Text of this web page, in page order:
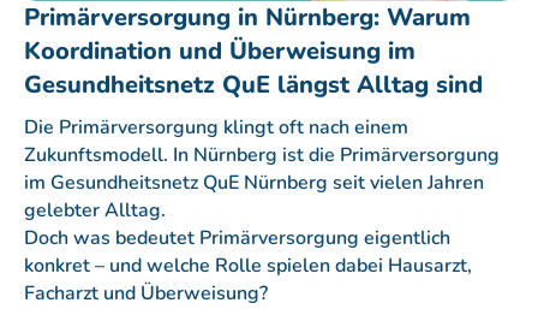
Primärversorgung in Nürnberg: Warum
Koordination und Überweisung im
Gesundheitsnetz QuE längst Alltag sind
Die Primärversorgung klingt oft nach einem
Zukunftsmodell. In Nürnberg ist die Primärversorgung
im Gesundheitsnetz QuE Nürnberg seit vielen Jahren
gelebter Alltag.
Doch was bedeutet Primärversorgung eigentlich
konkret – und welche Rolle spielen dabei Hausarzt,
Facharzt und Überweisung?